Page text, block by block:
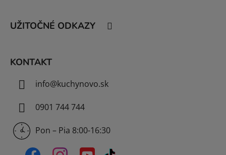
UŽITOČNÉ ODKAZY
KONTAKT
info@kuchynovo.sk
0901 744 744
Pon – Pia 8:00-16:30